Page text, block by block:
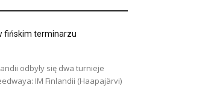
fińskim terminarzu
odbyły się dwa turnieje
IM Finlandii (Haapajärvi)